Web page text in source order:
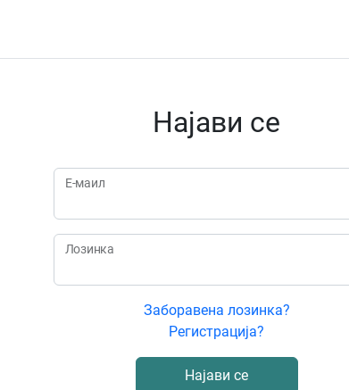
Најави се
Е-маил
Лозинка
Заборавена лозинка?
Регистрација?